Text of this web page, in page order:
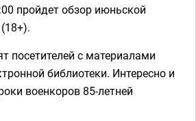
пройдет обзор июньской
посетителей с материалами
библиотеки. Интересно и
военкоров 85-летней